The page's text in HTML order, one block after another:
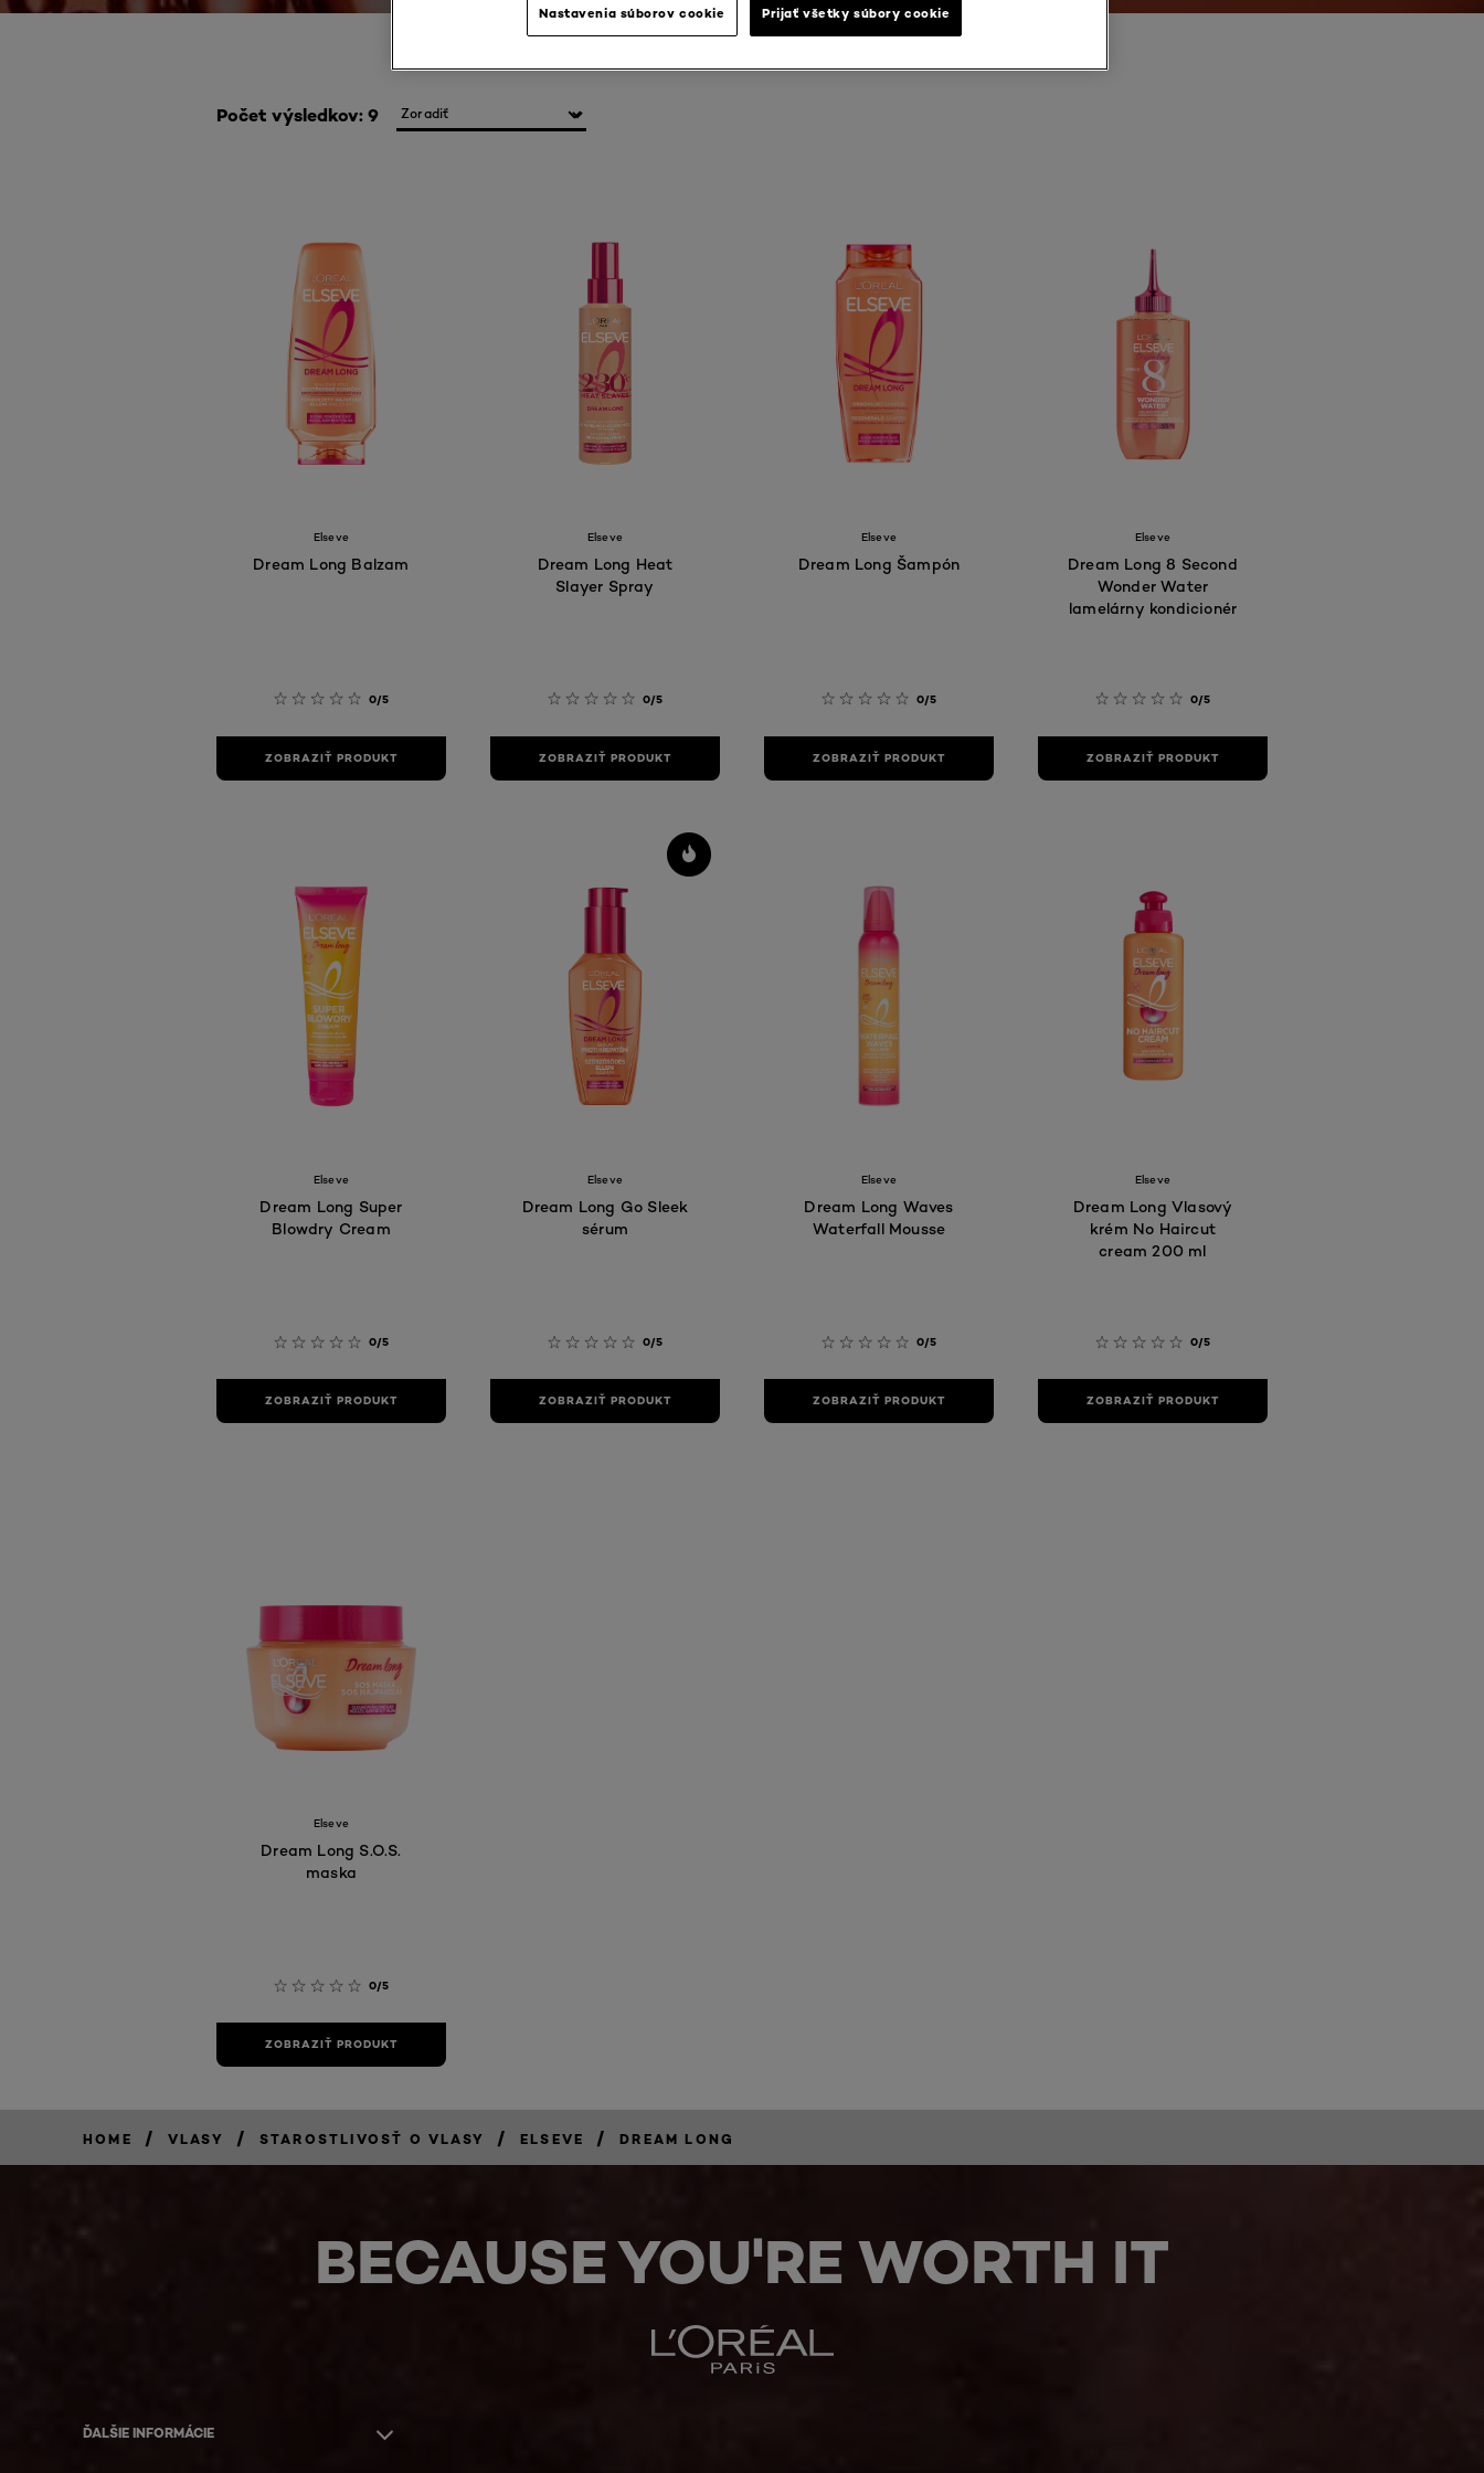
Počet výsledkov: 9
Elseve
Dream Long Balzam
0/5
ZOBRAZIŤ PRODUKT
Elseve
Dream Long Heat
Slayer Spray
0/5
ZOBRAZIŤ PRODUKT
Elseve
Dream Long Šampón
0/5
ZOBRAZIŤ PRODUKT
Elseve
Dream Long 8 Second
Wonder Water
lamelárny kondicionér
0/5
ZOBRAZIŤ PRODUKT
Elseve
Dream Long Super
Blowdry Cream
0/5
ZOBRAZIŤ PRODUKT
Elseve
Dream Long Go Sleek
sérum
0/5
ZOBRAZIŤ PRODUKT
Elseve
Dream Long Waves
Waterfall Mousse
0/5
ZOBRAZIŤ PRODUKT
Elseve
Dream Long Vlasový
krém No Haircut
cream 200 ml
0/5
ZOBRAZIŤ PRODUKT
Elseve
Dream Long S.O.S.
maska
0/5
ZOBRAZIŤ PRODUKT
HOME / VLASY / STAROSTLIVOSŤ O VLASY / ELSEVE / DREAM LONG
BECAUSE YOU'RE WORTH IT
ĎALŠIE INFORMÁCIE
Nastavenia súborov cookie Prijať všetky súbory cookie